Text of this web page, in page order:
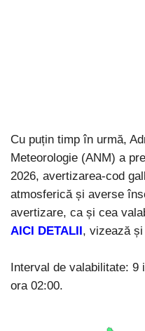
Cu puțin timp în urmă,
Meteorologie (ANM) a
2026, avertizarea-cod
atmosferică și averse
avertizare, ca și cea
AICI DETALII , vizează
Interval de valabilitate: 9
ora 02:00.